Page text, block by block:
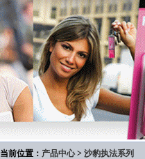
当前位置： 产品中心> 沙豹执法系列